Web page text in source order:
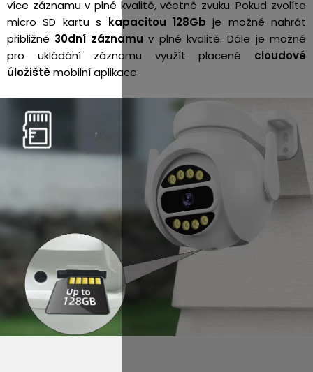
více záznamu v plné kvalitě, včetně zvuku. Pokud zvolíte
micro SD kartu s kapacitou 128Gb je možné nahrát
přibližně 30dní záznamu v plné kvalitě.Dále je možné
pro ukládání záznamu využít placené cloudové
úložištěmobilní aplikace.